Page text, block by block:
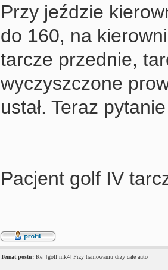
Przy jeździe
do 160, na
tarcze przednie,
wyczyszczone
ustał. Teraz
Pacjent golf IV
Temat postu: Re: [golf mk4] Przy hamowaniu drży całe auto